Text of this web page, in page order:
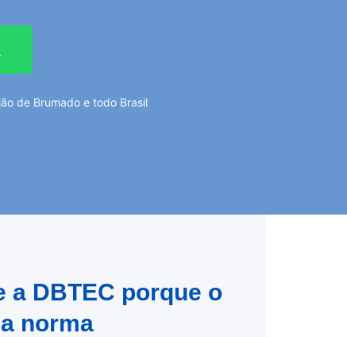
de Brumado e todo Brasil
DBTEC porque o
norma